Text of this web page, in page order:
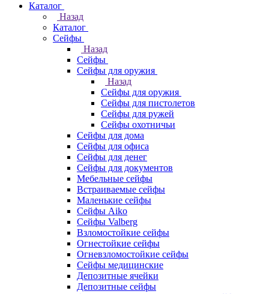
Каталог
Назад
Каталог
Cейфы
Назад
Cейфы
Cейфы для оружия
Назад
Cейфы для оружия
Сейфы для пистолетов
Сейфы для ружей
Сейфы охотничьи
Cейфы для дома
Cейфы для офиса
Сейфы для денег
Сейфы для документов
Мебельные сейфы
Встраиваемые сейфы
Маленькие сейфы
Сейфы Aiko
Сейфы Valberg
Взломостойкие сейфы
Огнестойкие сейфы
Огневзломостойкие сейфы
Сейфы медицинские
Депозитные ячейки
Депозитные сейфы